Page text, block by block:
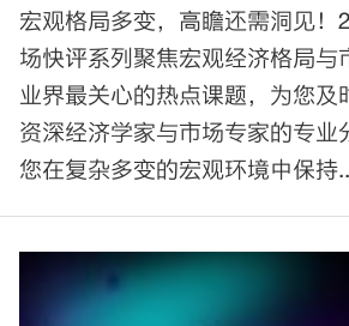
宏观格局多变，高瞻还需洞见！
场快评系列聚焦宏观经济格局与
业界最关心的热点课题，为您及
资深经济学家与市场专家的专业
您在复杂多变的宏观环境中保持